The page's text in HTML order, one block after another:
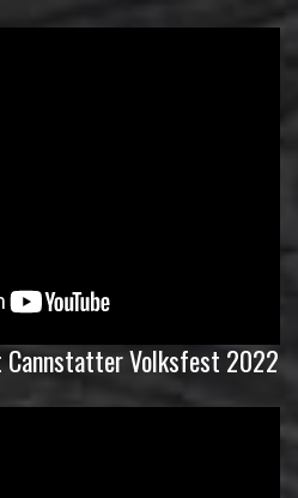
Cannstatter Volksfest 2022